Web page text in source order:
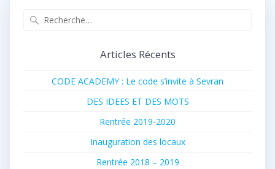
Articles Récents
CODE ACADEMY : Le code s’invite à Sevran
DES IDEES ET DES MOTS
Rentrée 2019-2020
Inauguration des locaux
Rentrée 2018 – 2019